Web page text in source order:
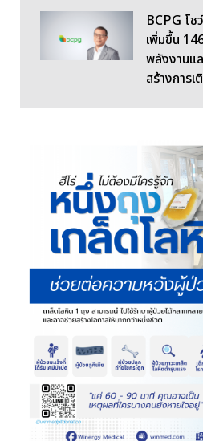
BCPG โ
เพิ่มขึ้น
พลังงานแ
สร้างการ